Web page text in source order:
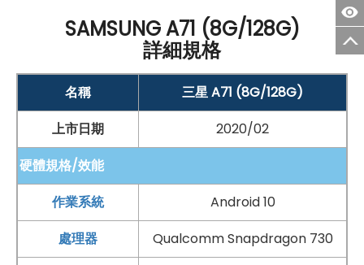
規格，支援 25W 閃電快充
◎ 支援 microSD 記憶卡，最高可擴充至 512GB儲存空間
*產品功能僅供參考，詳細以原廠說明為準
以上原文出處：SOGI 手機王
SAMSUNG A71 (8G/128G)
詳細規格
名稱
三星 A71 (8G/128G)
上市日期
2020/02
硬體規格/效能
作業系統
Android 10
處理器
Qualcomm Snapdragon 730